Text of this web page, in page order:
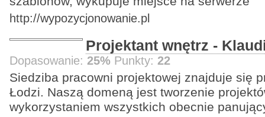
http://wypozycjonowanie.pl
Projektant wnętrz -
Dopasowanie: 25% Punkty: 22
Siedziba pracowni projektowej znajduje się
Łodzi. Naszą domeną jest tworzenie
wykorzystaniem wszystkich obecnie